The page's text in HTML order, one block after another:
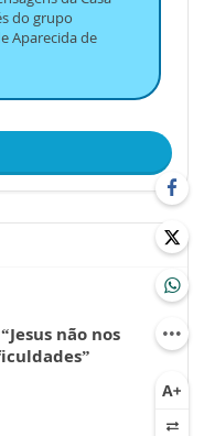
do grupo
Aparecida de
não nos